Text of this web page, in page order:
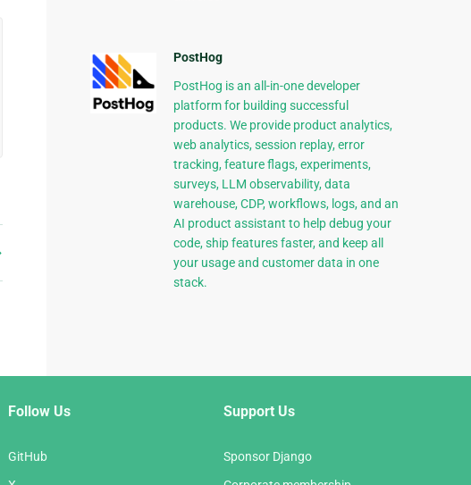
PostHog
PostHog is an all-in-one developer
platform for building successful
products. We provide product analytics,
web analytics, session replay, error
tracking, feature flags, experiments,
surveys, LLM observability, data
warehouse, CDP, workflows, logs, and an
AI product assistant to help debug your
code, ship features faster, and keep all
your usage and customer data in one
stack.
Follow Us
GitHub
Support Us
Sponsor Django